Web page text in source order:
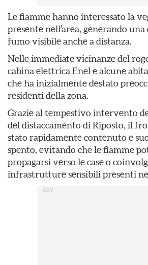
Le fiamme hanno interessato la
presente nell’area, generando
fumo visibile anche a distanza.
Nelle immediate vicinanze del
cabina elettrica Enel e alcune
che ha inizialmente destato
residenti della zona.
Grazie al tempestivo intervento
del distaccamento di Riposto, il
stato rapidamente contenuto e
spento, evitando che le fiamme
propagarsi verso le case o
infrastrutture sensibili presenti